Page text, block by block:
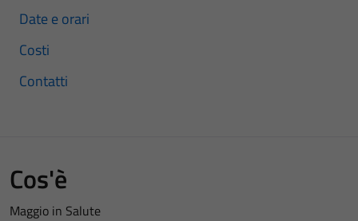
Date e orari
Costi
Contatti
Cos'è
Maggio in Salute